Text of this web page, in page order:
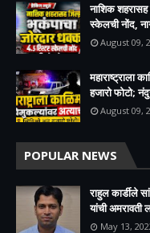
नाशिक शहरासह
स्केलची नोंद,
August 09,
महाराष्ट्राला
हजारो फोटो;
August 09,
POPULAR NEWS
राहुल कार्डीले
यांची अमरावती
May 13,